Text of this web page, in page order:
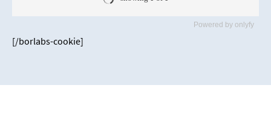
Powered by onlyfy
[/borlabs-cookie]
Unternehmen